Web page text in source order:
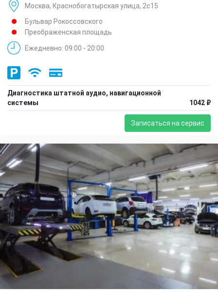
Москва, Краснобогатырская улица, 2с15
Бульвар Рокоссовского
Преображенская площадь
Ежедневно: 09:00 - 20:00
Диагностика штатной аудио, навигационной
системы
1042 ₽
Записаться на сервис